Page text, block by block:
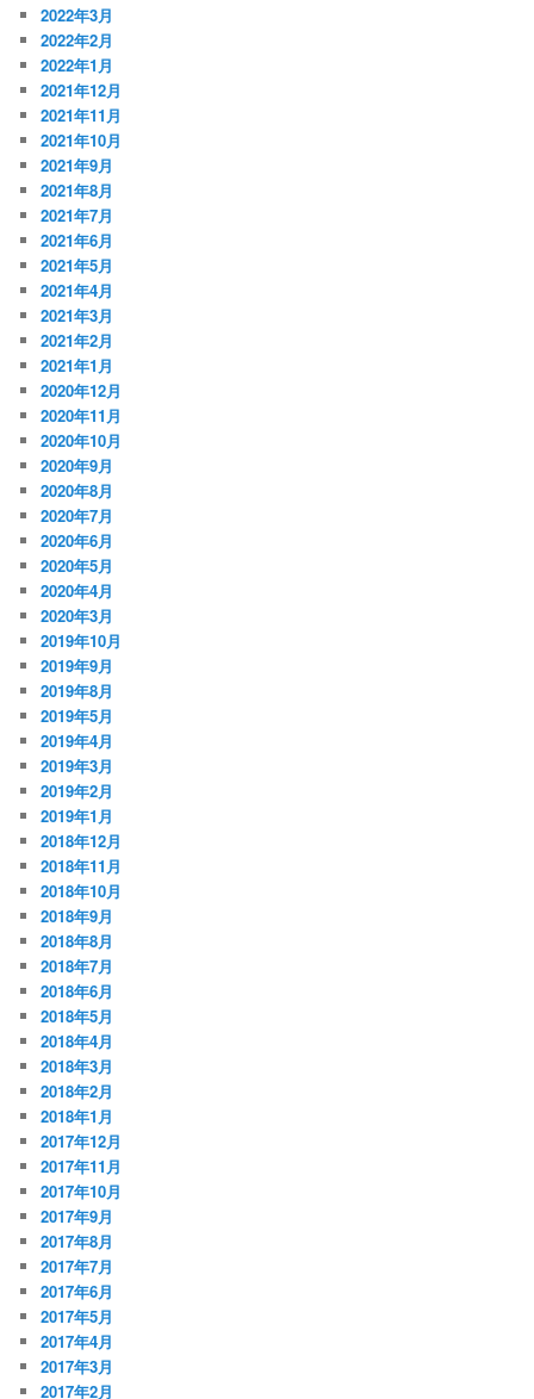
2022年3月
2022年2月
2022年1月
2021年12月
2021年11月
2021年10月
2021年9月
2021年8月
2021年7月
2021年6月
2021年5月
2021年4月
2021年3月
2021年2月
2021年1月
2020年12月
2020年11月
2020年10月
2020年9月
2020年8月
2020年7月
2020年6月
2020年5月
2020年4月
2020年3月
2019年10月
2019年9月
2019年8月
2019年5月
2019年4月
2019年3月
2019年2月
2019年1月
2018年12月
2018年11月
2018年10月
2018年9月
2018年8月
2018年7月
2018年6月
2018年5月
2018年4月
2018年3月
2018年2月
2018年1月
2017年12月
2017年11月
2017年10月
2017年9月
2017年8月
2017年7月
2017年6月
2017年5月
2017年4月
2017年3月
2017年2月